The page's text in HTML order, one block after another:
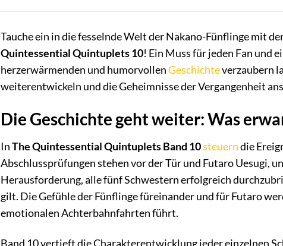
Tauche ein in die fesselnde Welt der Nakano-Fünflinge mit
Quintessential Quintuplets 10! Ein Muss für jeden Fan und
herzerwärmenden und humorvollenGeschichteverzaubern
weiterentwickeln und die Geheimnisse der Vergangenheit ans
Die Geschichte geht weiter: Was
InThe Quintessential Quintuplets Band 10steuerndie
Abschlussprüfungen stehen vor der Tür und Futaro Uesugi,
Herausforderung, alle fünf Schwestern erfolgreich
gilt. Die Gefühle der Fünflinge füreinander und für Futaro
emotionalen Achterbahnfahrten führt.
Band 10 vertieft die Charakterentwicklung jeder einzelnen